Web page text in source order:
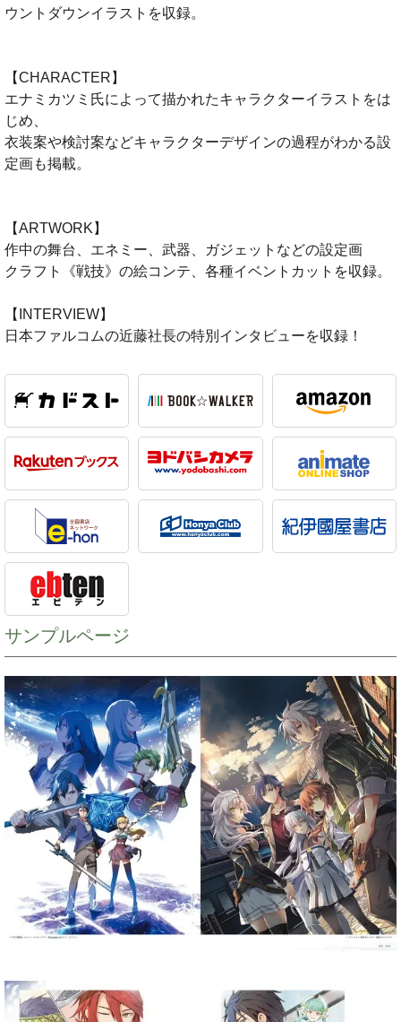
ウントダウンイラストを収録。
【CHARACTER】
エナミカツミ氏によって描かれたキャラクターイラストをは
じめ、
衣装案や検討案などキャラクターデザインの過程がわかる設
定画も掲載。
【ARTWORK】
作中の舞台、エネミー、武器、ガジェットなどの設定画
クラフト《戦技》の絵コンテ、各種イベントカットを収録。
【INTERVIEW】
日本ファルコムの近藤社長の特別インタビューを収録！
サンプルページ